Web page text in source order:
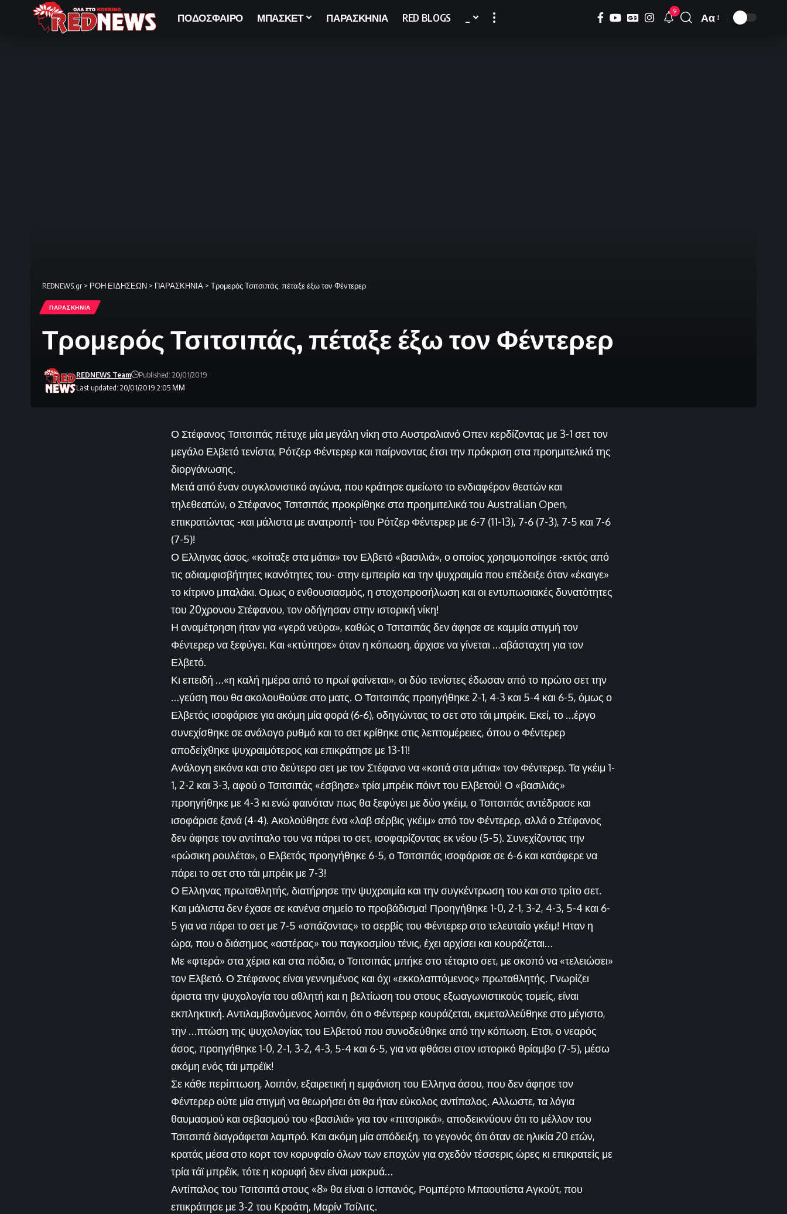
ΠΟΔΟΣΦΑΙΡΟ ΜΠΑΣΚΕΤ ΠΑΡΑΣΚΗΝΙΑ RED BLOGS 9
Font
Αα
REDNEWS.gr > ΡΟΗ ΕΙΔΗΣΕΩΝ > ΠΑΡΑΣΚΗΝΙΑ > Τρομερός Τσιτσιπάς, πέταξε έξω τον Φέντερερ
ΠΑΡΑΣΚΗΝΙΑ
Τρομερός Τσιτσιπάς, πέταξε έξω τον Φέντερερ
Last updated: 20/01/2019 2:05 ΜΜ
REDNEWS Team Published: 20/01/2019
Ο Στέφανος Τσιτσιπάς πέτυχε μία μεγάλη νίκη στο Αυστραλιανό Οπεν κερδίζοντας με 3-1 σετ τον
μεγάλο Ελβετό τενίστα, Ρότζερ Φέντερερ και παίρνοντας έτσι την πρόκριση στα προημιτελικά της
διοργάνωσης.
Μετά από έναν συγκλονιστικό αγώνα, που κράτησε αμείωτο το ενδιαφέρον θεατών και
τηλεθεατών, ο Στέφανος Τσιτσιπάς προκρίθηκε στα προημιτελικά του Australian Open,
επικρατώντας -και μάλιστα με ανατροπή- του Ρότζερ Φέντερερ με 6-7 (11-13), 7-6 (7-3), 7-5 και 7-6
(7-5)!
Ο Ελληνας άσος, «κοίταξε στα μάτια» τον Ελβετό «βασιλιά», ο οποίος χρησιμοποίησε -εκτός από
τις αδιαμφισβήτητες ικανότητες του- στην εμπειρία και την ψυχραιμία που επέδειξε όταν «έκαιγε»
το κίτρινο μπαλάκι. Ομως ο ενθουσιασμός, η στοχοπροσήλωση και οι εντυπωσιακές δυνατότητες
του 20χρονου Στέφανου, τον οδήγησαν στην ιστορική νίκη!
Η αναμέτρηση ήταν για «γερά νεύρα», καθώς ο Τσιτσιπάς δεν άφησε σε καμμία στιγμή τον
Φέντερερ να ξεφύγει. Και «κτύπησε» όταν η κόπωση, άρχισε να γίνεται …αβάσταχτη για τον
Ελβετό.
Κι επειδή …«η καλή ημέρα από το πρωί φαίνεται», οι δύο τενίστες έδωσαν από το πρώτο σετ την
…γεύση που θα ακολουθούσε στο ματς. Ο Τσιτσιπάς προηγήθηκε 2-1, 4-3 και 5-4 και 6-5, όμως ο
Ελβετός ισοφάρισε για ακόμη μία φορά (6-6), οδηγώντας το σετ στο τάι μπρέικ. Εκεί, το …έργο
συνεχίσθηκε σε ανάλογο ρυθμό και το σετ κρίθηκε στις λεπτομέρειες, όπου ο Φέντερερ
αποδείχθηκε ψυχραιμότερος και επικράτησε με 13-11!
Ανάλογη εικόνα και στο δεύτερο σετ με τον Στέφανο να «κοιτά στα μάτια» τον Φέντερερ. Τα γκέιμ 1-
1, 2-2 και 3-3, αφού ο Τσιτσιπάς «έσβησε» τρία μπρέικ πόιντ του Ελβετού! Ο «βασιλιάς»
προηγήθηκε με 4-3 κι ενώ φαινόταν πως θα ξεφύγει με δύο γκέιμ, ο Τσιτσιπάς αντέδρασε και
ισοφάρισε ξανά (4-4). Ακολούθησε ένα «λαβ σέρβις γκέιμ» από τον Φέντερερ, αλλά ο Στέφανος
δεν άφησε τον αντίπαλο του να πάρει το σετ, ισοφαρίζοντας εκ νέου (5-5). Συνεχίζοντας την
«ρώσικη ρουλέτα», ο Ελβετός προηγήθηκε 6-5, ο Τσιτσιπάς ισοφάρισε σε 6-6 και κατάφερε να
πάρει το σετ στο τάι μπρέικ με 7-3!
Ο Ελληνας πρωταθλητής, διατήρησε την ψυχραιμία και την συγκέντρωση του και στο τρίτο σετ.
Και μάλιστα δεν έχασε σε κανένα σημείο το προβάδισμα! Προηγήθηκε 1-0, 2-1, 3-2, 4-3, 5-4 και 6-
5 για να πάρει το σετ με 7-5 «σπάζοντας» το σερβίς του Φέντερερ στο τελευταίο γκέιμ! Ηταν η
ώρα, που ο διάσημος «αστέρας» του παγκοσμίου τένις, έχει αρχίσει και κουράζεται…
Με «φτερά» στα χέρια και στα πόδια, ο Τσιτσιπάς μπήκε στο τέταρτο σετ, με σκοπό να «τελειώσει»
τον Ελβετό. Ο Στέφανος είναι γεννημένος και όχι «εκκολαπτόμενος» πρωταθλητής. Γνωρίζει
άριστα την ψυχολογία του αθλητή και η βελτίωση του στους εξωαγωνιστικούς τομείς, είναι
εκπληκτική. Αντιλαμβανόμενος λοιπόν, ότι ο Φέντερερ κουράζεται, εκμεταλλεύθηκε στο μέγιστο,
την …πτώση της ψυχολογίας του Ελβετού που συνοδεύθηκε από την κόπωση. Ετσι, ο νεαρός
άσος, προηγήθηκε 1-0, 2-1, 3-2, 4-3, 5-4 και 6-5, για να φθάσει στον ιστορικό θρίαμβο (7-5), μέσω
ακόμη ενός τάι μπρέϊκ!
Σε κάθε περίπτωση, λοιπόν, εξαιρετική η εμφάνιση του Ελληνα άσου, που δεν άφησε τον
Φέντερερ ούτε μία στιγμή να θεωρήσει ότι θα ήταν εύκολος αντίπαλος. Αλλωστε, τα λόγια
θαυμασμού και σεβασμού του «βασιλιά» για τον «πιτσιρικά», αποδεικνύουν ότι το μέλλον του
Τσιτσιπά διαγράφεται λαμπρό. Και ακόμη μία απόδειξη, το γεγονός ότι όταν σε ηλικία 20 ετών,
κρατάς μέσα στο κορτ τον κορυφαίο όλων των εποχών για σχεδόν τέσσερις ώρες κι επικρατείς με
τρία τάϊ μπρέϊκ, τότε η κορυφή δεν είναι μακρυά…
Αντίπαλος του Τσιτσιπά στους «8» θα είναι ο Ισπανός, Ρομπέρτο Μπαουτίστα Αγκούτ, που
επικράτησε με 3-2 του Κροάτη, Μαρίν Τσίλιτς.